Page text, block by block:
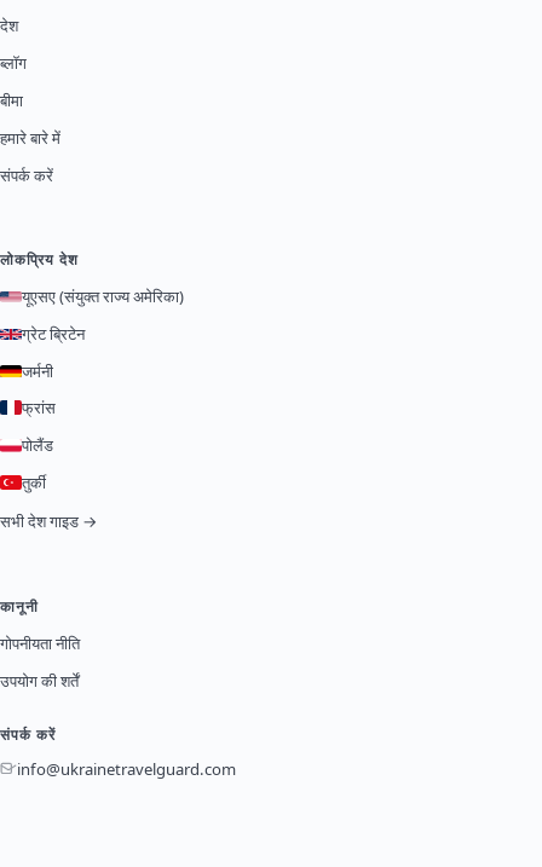
देश
ब्लॉग
बीमा
हमारे बारे में
संपर्क करें
लोकप्रिय देश
यूएसए (संयुक्त राज्य अमेरिका)
ग्रेट ब्रिटेन
जर्मनी
फ्रांस
पोलैंड
तुर्की
सभी देश गाइड →
कानूनी
गोपनीयता नीति
उपयोग की शर्तें
संपर्क करें
info@ukrainetravelguard.com